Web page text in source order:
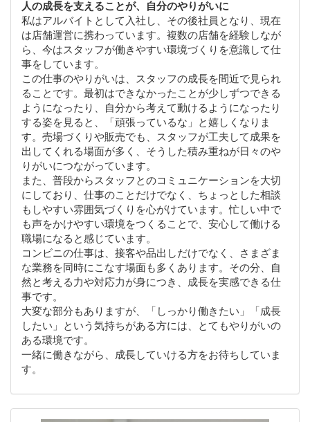
人の成長を支えることが、自分のやりがいに
私はアルバイトとして入社し、その後社員となり、現在
は店舗運営に携わっています。複数の店舗を経験しなが
ら、今はスタッフが働きやすい環境づくりを意識して仕
事をしています。
この仕事のやりがいは、スタッフの成長を間近で見られ
ることです。最初はできなかったことが少しずつできる
ようになったり、自分から考えて動けるようになったり
する姿を見ると、「頑張っているな」と嬉しくなりま
す。売場づくりや販売でも、スタッフが工夫して成果を
出してくれる場面が多く、そうした積み重ねが日々のや
りがいにつながっています。
また、普段からスタッフとのコミュニケーションを大切
にしており、仕事のことだけでなく、ちょっとした相談
もしやすい雰囲気づくりを心がけています。忙しい中で
も声をかけやすい環境をつくることで、安心して働ける
職場になると感じています。
コンビニの仕事は、接客や品出しだけでなく、さまざま
な業務を同時にこなす場面も多くあります。その分、自
然と考える力や対応力が身につき、成長を実感できる仕
事です。
大変な部分もありますが、「しっかり働きたい」「成長
したい」という気持ちがある方には、とてもやりがいの
ある環境です。
一緒に働きながら、成長していける方をお待ちしていま
す。